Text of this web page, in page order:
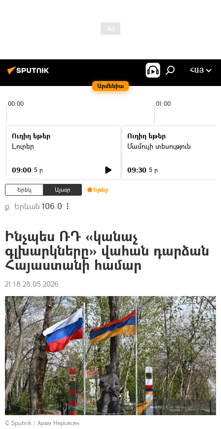
Արմենիա
ՀԱՅ
00:00 01:00
Ուղիղ եթեր
Լուրեր
09:00 5 ր
Ուղիղ եթեր
Մամուլի տեսություն
09:30 5 ր
Երեկ Այսօր Եթեր
ք. Երևան 106.0
Ինչպես ՌԴ «կանաչ
գլխարկները» վահան դարձան
Հայաստանի համար
21:18 28.05.2026
© Sputnik / Арам Нерсесян